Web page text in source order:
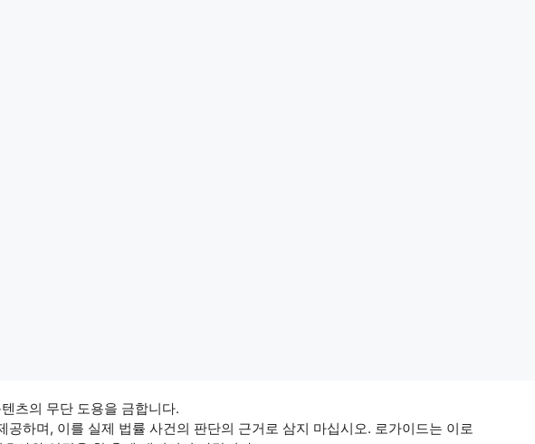
츠의 무단 도용을 금합니다.
하며, 이를 실제 법률 사건의 판단의 근거로 삼지 마십시오. 로가이드는 이로